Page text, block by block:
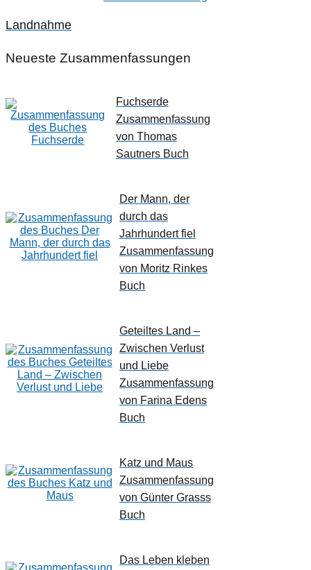
Landnahme
Neueste Zusammenfassungen
Fuchserde
Zusammenfassung
von Thomas
Sautners Buch
Der Mann, der
durch das
Jahrhundert fiel
Zusammenfassung
von Moritz Rinkes
Buch
Geteiltes Land –
Zwischen Verlust
und Liebe
Zusammenfassung
von Farina Edens
Buch
Katz und Maus
Zusammenfassung
von Günter Grasss
Buch
Das Leben kleben